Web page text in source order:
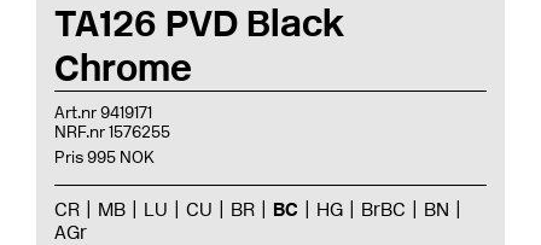
TA126 PVD Black
Chrome
Art.nr 9419171
NRF.nr 1576255
Pris 995 NOK
CR MB LU CU BR BC HG BrBC
BN
AGr